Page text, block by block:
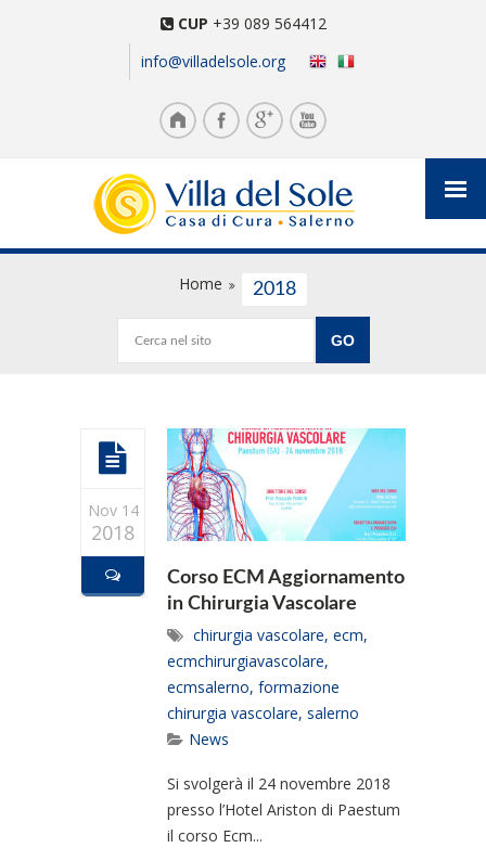
CUP +39 089 564412
info@villadelsole.org
Home 2018
Nov 14
2018
Corso ECM Aggiornamento
in Chirurgia Vascolare
chirurgia vascolare, ecm,
ecmchirurgiavascolare,
ecmsalerno, formazione
chirurgia vascolare, salerno
News
Si svolgerà il 24 novembre 2018
presso l’Hotel Ariston di Paestum
il corso Ecm...